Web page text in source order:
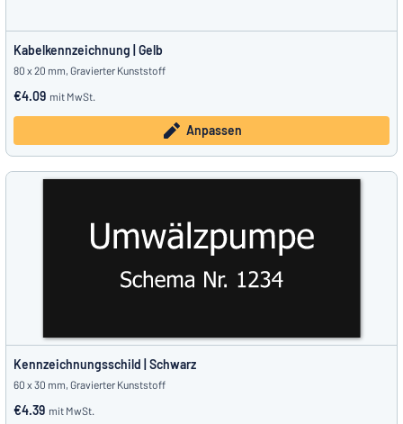
Kabelkennzeichnung | Gelb
80 x 20 mm, Gravierter Kunststoff
€4.09 mit MwSt.
Anpassen
Kennzeichnungsschild | Schwarz
60 x 30 mm, Gravierter Kunststoff
€4.39 mit MwSt.